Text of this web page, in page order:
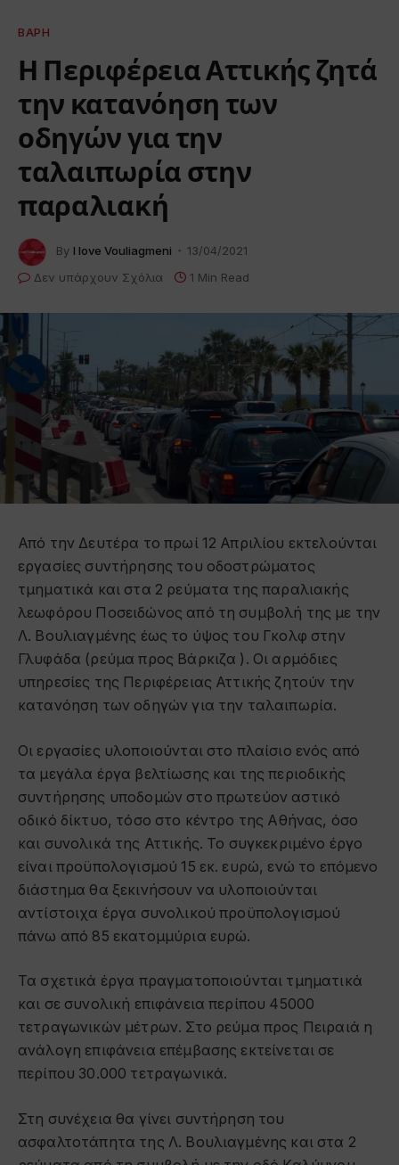
ΒΆΡΗ
Η Περιφέρεια Αττικής ζητά
την κατανόηση των
οδηγών για την
ταλαιπωρία στην
παραλιακή
By I love Vouliagmeni
13/04/2021
Δεν υπάρχουν Σχόλια
1 Min Read
Από την Δευτέρα το πρωί 12 Απριλίου εκτελούνται
εργασίες συντήρησης του οδοστρώματος
τμηματικά και στα 2 ρεύματα της παραλιακής
λεωφόρου Ποσειδώνος από τη συμβολή της με την
Λ. Βουλιαγμένης έως το ύψος του Γκολφ στην
Γλυφάδα (ρεύμα προς Βάρκιζα ). Οι αρμόδιες
υπηρεσίες της Περιφέρειας Αττικής ζητούν την
κατανόηση των οδηγών για την ταλαιπωρία.
Οι εργασίες υλοποιούνται στο πλαίσιο ενός από
τα μεγάλα έργα βελτίωσης και της περιοδικής
συντήρησης υποδομών στο πρωτεύον αστικό
οδικό δίκτυο, τόσο στο κέντρο της Αθήνας, όσο
και συνολικά της Αττικής. Το συγκεκριμένο έργο
είναι προϋπολογισμού 15 εκ. ευρώ, ενώ το επόμενο
διάστημα θα ξεκινήσουν να υλοποιούνται
αντίστοιχα έργα συνολικού προϋπολογισμού
πάνω από 85 εκατομμύρια ευρώ.
Τα σχετικά έργα πραγματοποιούνται τμηματικά
και σε συνολική επιφάνεια περίπου 45000
τετραγωνικών μέτρων. Στο ρεύμα προς Πειραιά η
ανάλογη επιφάνεια επέμβασης εκτείνεται σε
περίπου 30.000 τετραγωνικά.
Στη συνέχεια θα γίνει συντήρηση του
ασφαλτοτάπητα της Λ. Βουλιαγμένης και στα 2